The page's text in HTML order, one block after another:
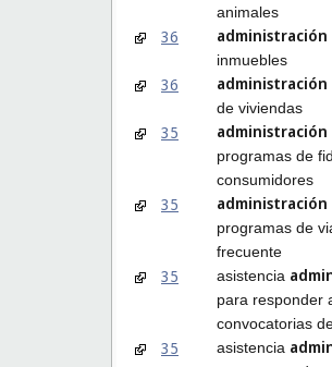
animales
36 administración
inmuebles
36 administración
de viviendas
35 administración
programas de
consumidores
35 administración
programas de
frecuente
35 asistencia
para responder
convocatorias
35 asistencia